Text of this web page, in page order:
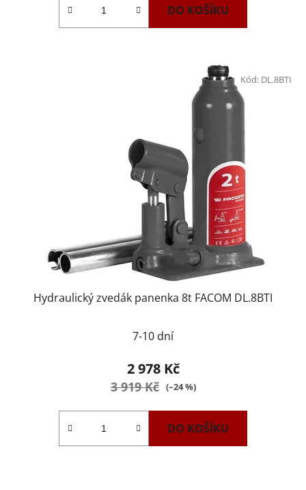
DO KOŠÍKU
Hydraulický zvedák panenka 8t FACOM DL.8BTI
7-10 dní
2 978 Kč
3 919 Kč (–24 %)
DO KOŠÍKU
Kód: DL.8BTI